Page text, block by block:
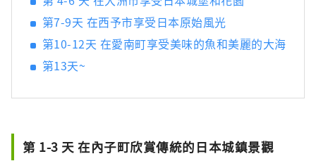
第7-9天 在西予市享受日本原始風光
第10-12天 在愛南町享受美味的魚和美麗的大海
第13天~
第 1-3 天 在內子町欣賞傳統的日本城鎮景觀